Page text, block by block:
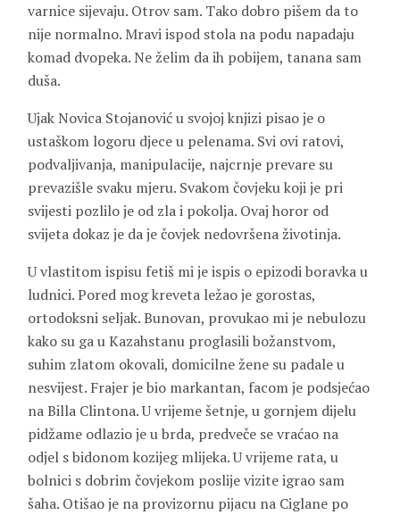
varnice sijevaju. Otrov sam. Tako dobro pišem da to
nije normalno. Mravi ispod stola na podu napadaju
komad dvopeka. Ne želim da ih pobijem, tanana sam
duša.
Ujak Novica Stojanović u svojoj knjizi pisao je o
ustaškom logoru djece u pelenama. Svi ovi ratovi,
podvaljivanja, manipulacije, najcrnje prevare su
prevazišle svaku mjeru. Svakom čovjeku koji je pri
svijesti pozlilo je od zla i pokolja. Ovaj horor od
svijeta dokaz je da je čovjek nedovršena životinja.
U vlastitom ispisu fetiš mi je ispis o epizodi boravka u
ludnici. Pored mog kreveta ležao je gorostas,
ortodoksni seljak. Bunovan, provukao mi je nebulozu
kako su ga u Kazahstanu proglasili božanstvom,
suhim zlatom okovali, domicilne žene su padale u
nesvijest. Frajer je bio markantan, facom je podsjećao
na Billa Clintona. U vrijeme šetnje, u gornjem dijelu
pidžame odlazio je u brda, predveče se vraćao na
odjel s bidonom kozijeg mlijeka. U vrijeme rata, u
bolnici s dobrim čovjekom poslije vizite igrao sam
šaha. Otišao je na provizornu pijacu na Ciglane po